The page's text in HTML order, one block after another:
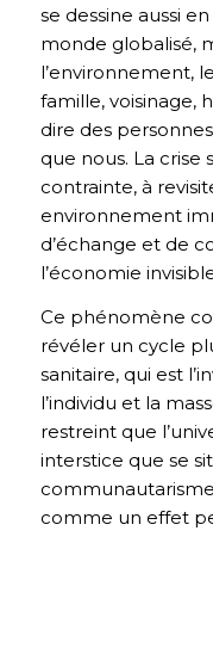
se dessine aussi
monde globalisé,
l’environnement,
famille, voisinage,
dire des
que nous. La crise
contrainte, à
environnement
d’échange et de
l’économie
Ce phénomène
révéler un cycle
sanitaire, qui est
l’individu et la
restreint que
interstice que se
comme un effet